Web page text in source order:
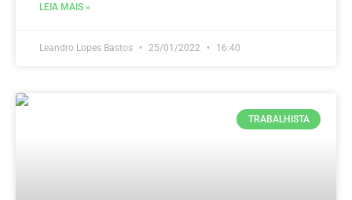
LEIA MAIS »
Leandro Lopes Bastos 25/01/2022 16:40
TRABALHISTA